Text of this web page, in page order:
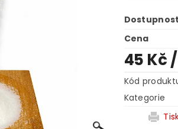
Dostupnost
Cena
45 Kč
Kód
Kategorie